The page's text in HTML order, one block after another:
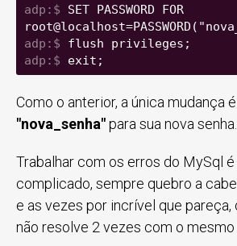
SET PASSWORD FOR
flush privileges;
exit;
Como o anterior, a única mudança
"nova_senha"para sua nova senha.
Trabalhar com os erros do MySql
complicado, sempre quebro a
e as vezes por incrível que pareça,
não resolve 2 vezes com o